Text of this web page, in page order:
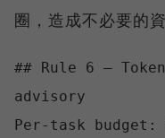
圈，造成不必要的
## Rule 6 —
advisory
Per-task budget: